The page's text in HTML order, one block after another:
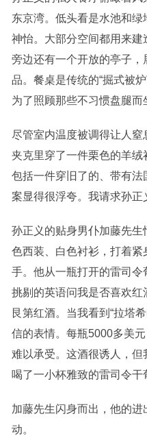
东京湾。低头看是水池和
神怡。大部分空间都用来建
旁边还有一个开放的亭子
品。餐桌是传统的“掘式被
为了照顾那些不习惯盘腿而
尽管室内温度被调得让人
夹克里穿了一件栗色的羊绒
包括一件穿旧了的、带有法
案显得很浮夸。我请求孙正
孙正义的贴身男仆加藤先
色西装、白色衬衫，打着
手。他从一瓶打开的雷司
挑剔的英语问我是否喜欢
艮第红酒。当我看到“拉塔
信的表情。每瓶5000多美
难以承受。这酒很诱人，但
喝了一小杯雅致的雷司令干
加藤先生闪身而出，他的
动。